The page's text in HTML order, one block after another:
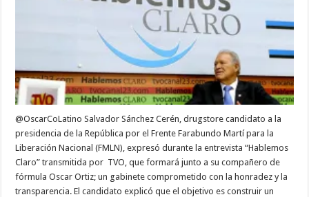
gabinete
transparencia
y el
combate
la
@OscarCoLatino Salvador Sánchez Cerén, drugstore candidato a la
presidencia de la República por el Frente Farabundo Martí para la
Liberación Nacional (FMLN), expresó durante la entrevista “Hablemos
Claro” transmitida por TVO, que formará junto a su compañero de
fórmula Oscar Ortiz; un gabinete comprometido con la honradez y la
transparencia. El candidato explicó que el objetivo es construir un